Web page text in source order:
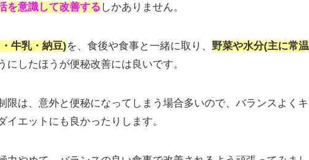
を意識して改善する しかありません。
牛乳・納豆)を、食後や食事と一緒に取り、 野菜や水分(主に常
にしたほうが便秘改善には良いです。
限は、意外と便秘になってしまう場合多いので、バランスよく
イエットにも良かったりします。